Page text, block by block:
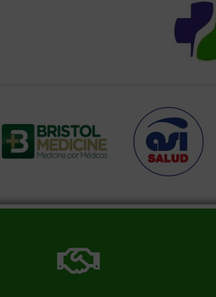
Más información de nuestra farmacia